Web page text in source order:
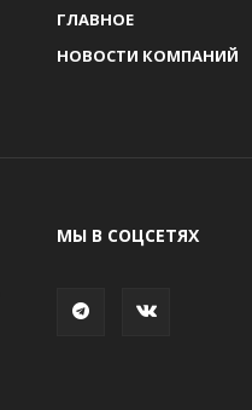
ГЛАВНОЕ
НОВОСТИ КОМПАНИЙ
МЫ В СОЦСЕТЯХ